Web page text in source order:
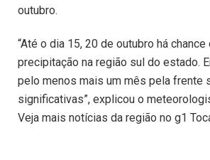
outubro.
“Até o dia 15, 20 de outubro há chance
precipitação na região sul do estado.
pelo menos mais um mês pela frente
significativas”, explicou o
Veja mais notícias da região no g1